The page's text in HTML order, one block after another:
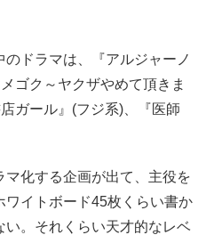
ドラマは、『アルジャーノ
ゴク～ヤクザやめて頂きま
ガール』(フジ系)、『医師
マ化する企画が出て、主役を
イトボード45枚くらい書か
。それくらい天才的なレベ